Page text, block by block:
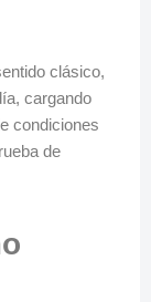
clásico,
cargando
condiciones
de